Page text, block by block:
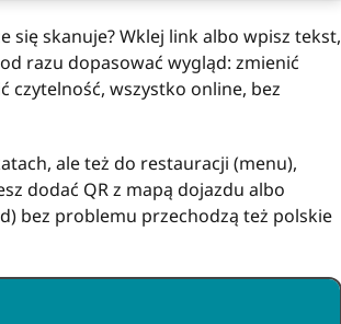
się skanuje? Wklej link albo wpisz tekst,
razu dopasować wygląd: zmienić
czytelność, wszystko online, bez
ale też do restauracji (menu),
dodać QR z mapą dojazdu albo
bez problemu przechodzą też polskie